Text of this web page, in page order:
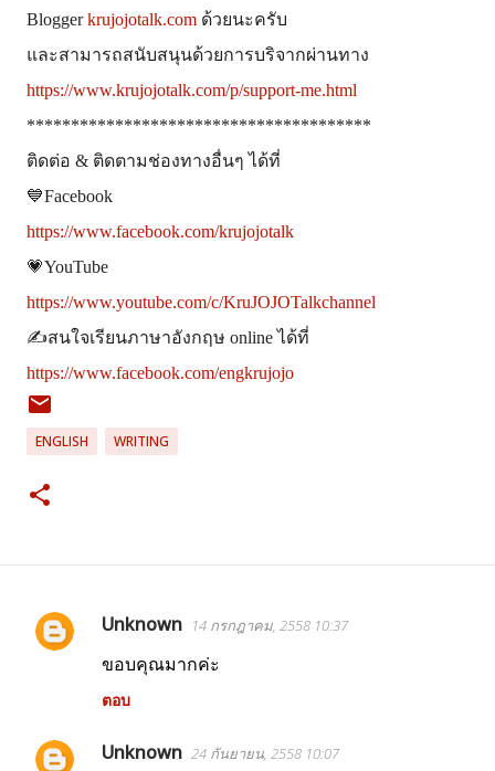
Bloggerkrujojotalk.com ด้วยนะครับ
และสามารถสนับสนุนด้วยการบริจากผ่านทาง
https://www.krujojotalk.com/p/support-me.html
***************************************
ติดต่อ & ติดตามช่องทางอื่นๆ ได้ที่
💙Facebook
https://www.facebook.com/krujojotalk
💗YouTube
https://www.youtube.com/c/KruJOJOTalkchannel
✍สนใจเรียนภาษาอังกฤษ online ได้ที่
https://www.facebook.com/engkrujojo
ENGLISH WRITING
ค
คิ
Unknown 14 กรกฎาคม, 2558 10:37
ขอบคุณมากค่ะ
ตอบ
Unknown 24 กันยายน, 2558 10:07